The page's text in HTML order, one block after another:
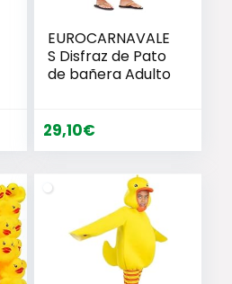
EUROCARNAVALE
S Disfraz de Pato
de bañera Adulto
29,10€